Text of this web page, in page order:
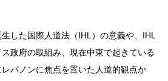
した国際人道法（IHL）の意義や、IHL
政府の取組み、現在中東で起きている
バノンに焦点を置いた人道的観点か